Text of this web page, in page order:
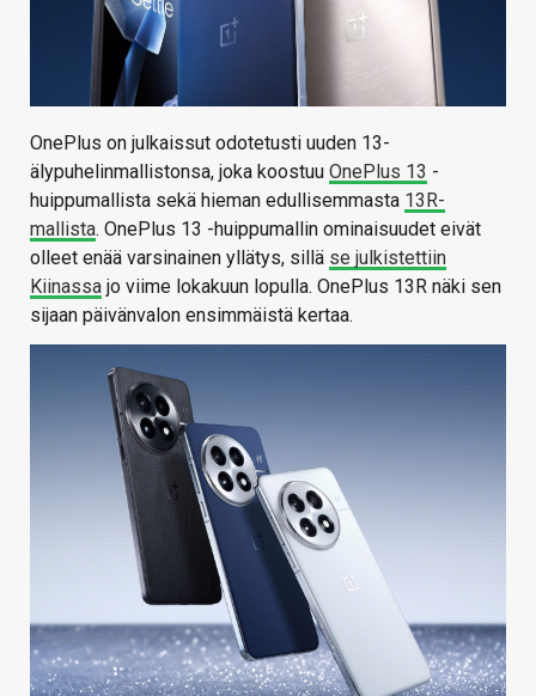
OnePlus on julkaissut odotetusti uuden 13-
älypuhelinmallistonsa, joka koostuu OnePlus 13 -
huippumallista sekä hieman edullisemmasta 13R-
mallista. OnePlus 13 -huippumallin ominaisuudet eivät
olleet enää varsinainen yllätys, sillä se julkistettiin
Kiinassa jo viime lokakuun lopulla. OnePlus 13R näki sen
sijaan päivänvalon ensimmäistä kertaa.